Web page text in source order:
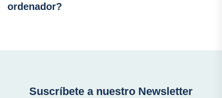
ordenador?
Suscríbete a nuestro Newsletter